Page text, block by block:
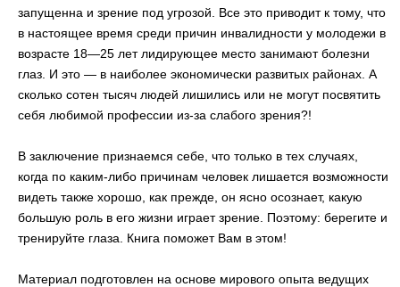
запущенна и зрение под угрозой. Все это приводит к тому, что
в настоящее время среди причин инвалидности у молодежи в
возрасте 18—25 лет лидирующее место занимают болезни
глаз. И это — в наиболее экономически развитых районах. А
сколько сотен тысяч людей лишились или не могут посвятить
себя любимой профессии из-за слабого зрения?!
В заключение признаемся себе, что только в тех случаях,
когда по каким-либо причинам человек лишается возможности
видеть также хорошо, как прежде, он ясно осознает, какую
большую роль в его жизни играет зрение. Поэтому: берегите и
тренируйте глаза. Книга поможет Вам в этом!
Материал подготовлен на основе мирового опыта ведущих